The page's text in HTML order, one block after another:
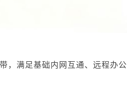
，满足基础内网互通、远程办公